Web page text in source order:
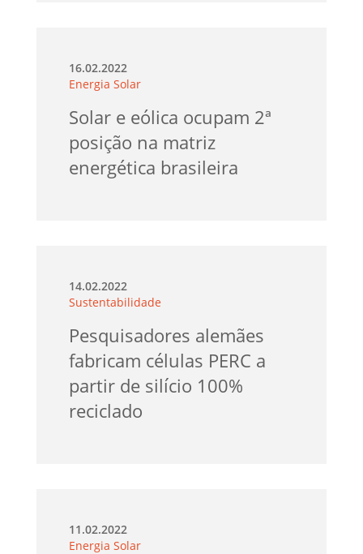
16.02.2022
Energia Solar
Solar e eólica ocupam 2ª
posição na matriz
energética brasileira
14.02.2022
Sustentabilidade
Pesquisadores alemães
fabricam células PERC a
partir de silício 100%
reciclado
11.02.2022
Energia Solar